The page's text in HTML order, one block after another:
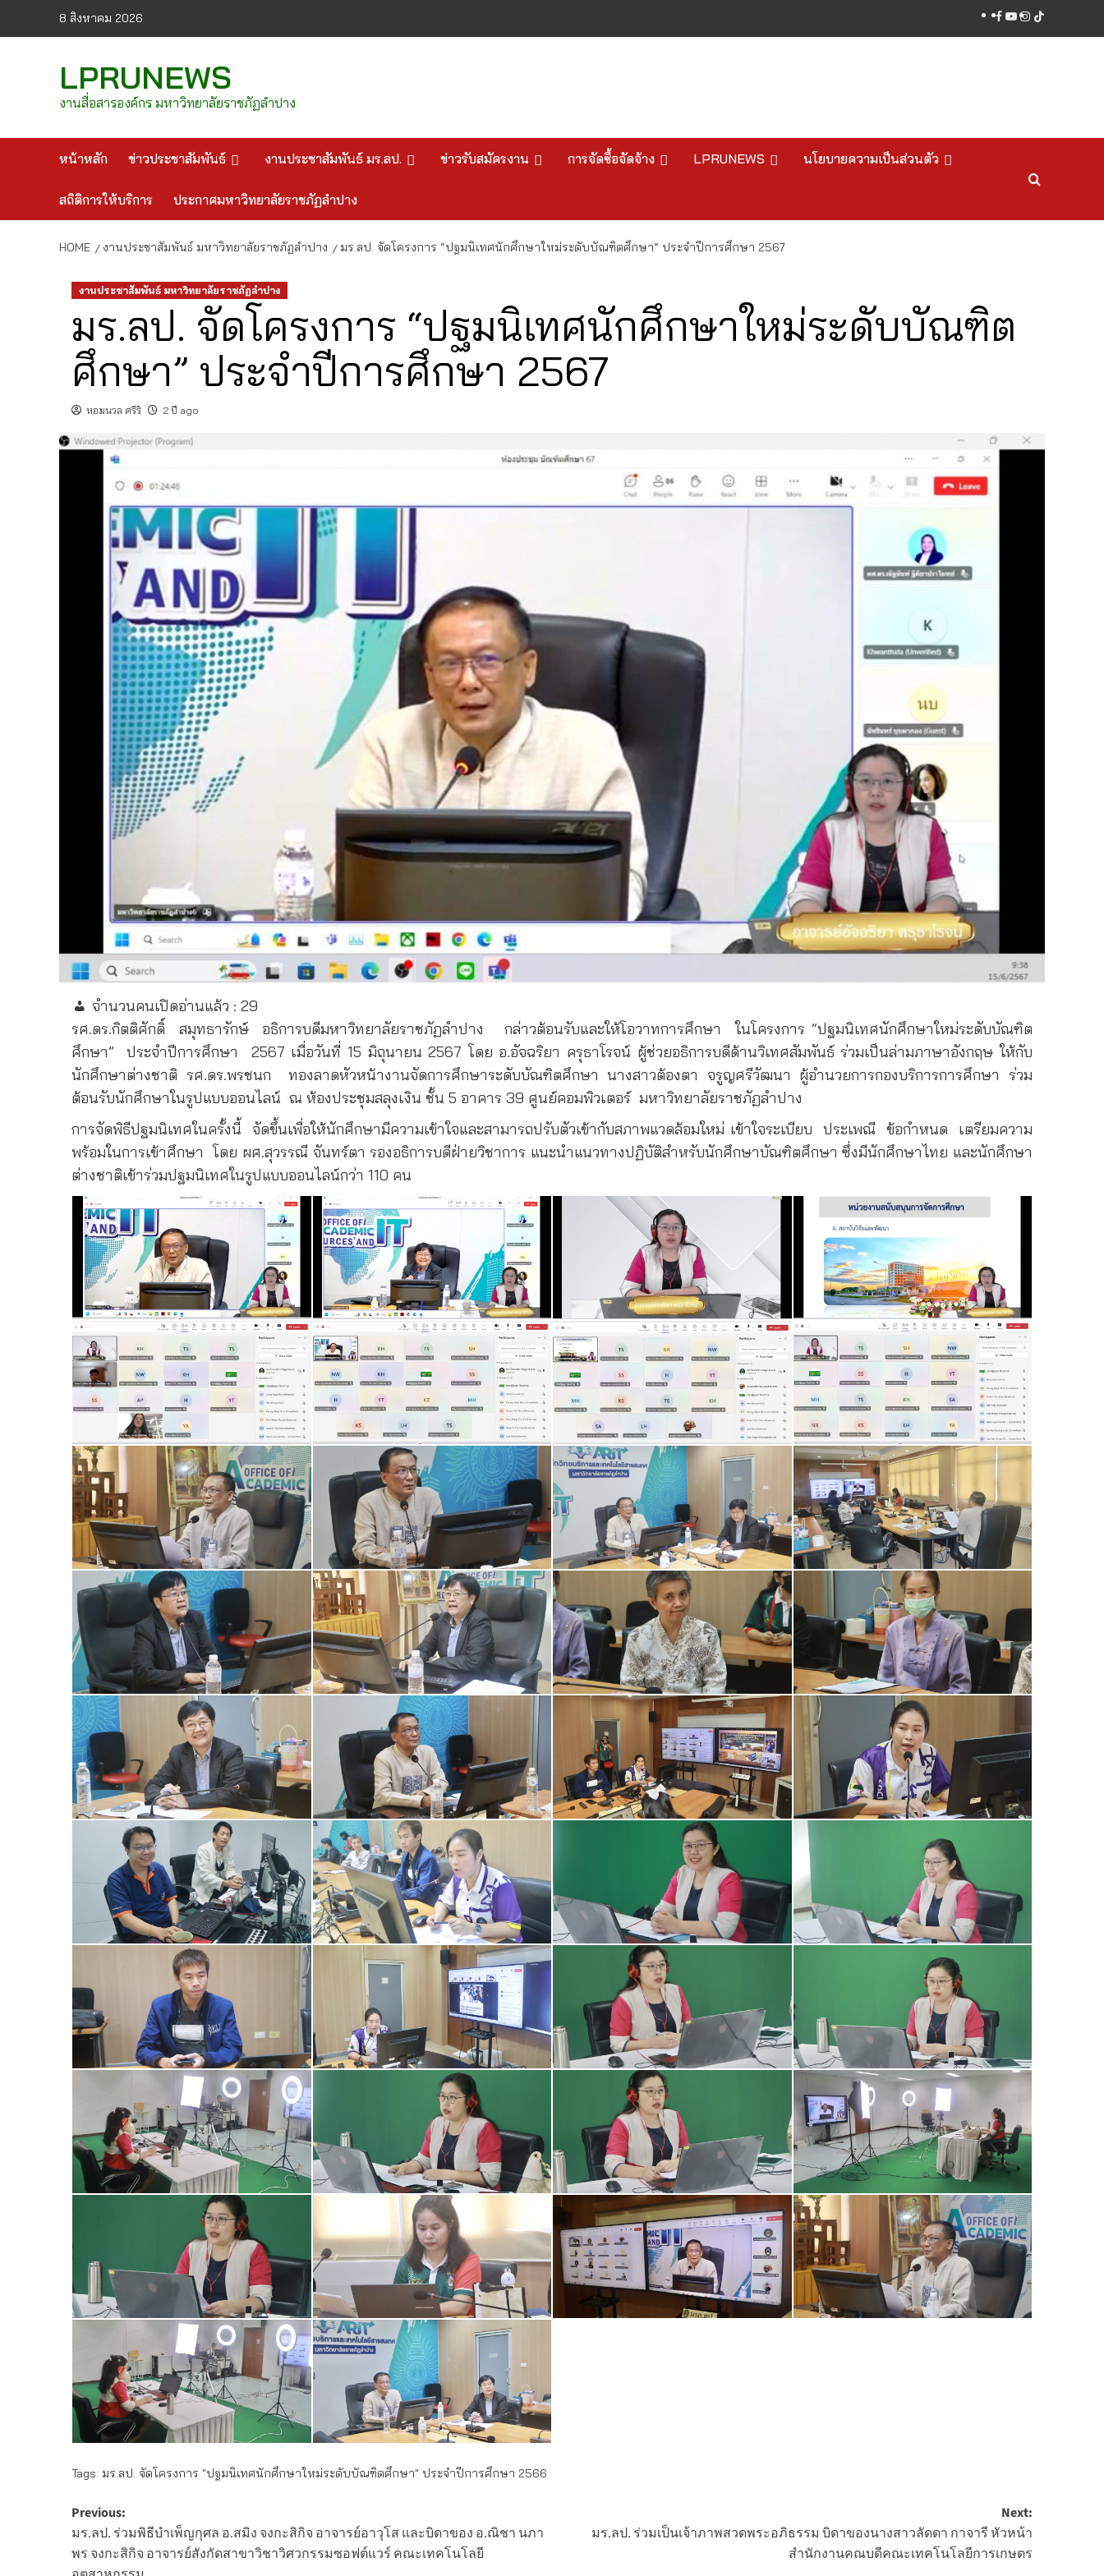
8 สิงหาคม 2026 facebook
youtube
instagram
tiktok
LPRUNEWS
งานสื่อสารองค์กร มหาวิทยาลัยราชภัฏลำปาง
หน้าหลัก ข่าวประชาสัมพันธ์ งานประชาสัมพันธ์ มร.ลป. ข่าวรับสมัครงาน การจัดซื้อจัดจ้าง LPRUNEWS นโยบายความเป็นส่วนตัว
สถิติการให้บริการ ประกาศมหาวิทยาลัยราชภัฏลำปาง
HOME งานประชาสัมพันธ์ มหาวิทยาลัยราชภัฏลำปาง มร.ลป. จัดโครงการ “ปฐมนิเทศนักศึกษาใหม่ระดับบัณฑิตศึกษา” ประจำปีการศึกษา 2567
งานประชาสัมพันธ์ มหาวิทยาลัยราชภัฏลำปาง
มร.ลป. จัดโครงการ “ปฐมนิเทศนักศึกษาใหม่ระดับบัณฑิต
ศึกษา” ประจำปีการศึกษา 2567
หอมนวล ศรีริ 2 ปี ago
จำนวนคนเปิดอ่านแล้ว : 29
รศ.ดร.กิตติศักดิ์
สมุทธารักษ์ อธิการบดีมหาวิทยาลัยราชภัฏลำปาง กล่าวต้อนรับและให้โอวาทการศึกษา
ในโครงการ “ปฐมนิเทศนักศึกษาใหม่ระดับบัณฑิต
ศึกษา”
ประจำปีการศึกษา
2567 เมื่อวันที่ 15 มิถุนายน 2567 โดย อ.อัจฉริยา ครุธาโรจน์ ผู้ช่วยอธิการบดีด้านวิเทศสัมพันธ์ ร่วมเป็นล่ามภาษาอังกฤษ ให้กับ
นักศึกษาต่างชาติ รศ.ดร.พรชนก
ทองลาดหัวหน้างานจัดการศึกษาระดับบัณฑิตศึกษา นางสาวต้องตา จรูญศรีวัฒนา ผู้อำนวยการกองบริการการศึกษา ร่วม
ต้อนรับนักศึกษาในรูปแบบออนไลน์ ณ ห้องประชุมสลุงเงิน ชั้น 5 อาคาร 39 ศูนย์คอมพิวเตอร์ มหาวิทยาลัยราชภัฏลำปาง
การจัดพิธีปฐมนิเทศในครั้งนี้
จัดขึ้นเพื่อให้นักศึกษามีความเข้าใจและสามารถปรับตัวเข้ากับสภาพแวดล้อมใหม่ เข้าใจระเบียบ ประเพณี ข้อกำหนด
เตรียมความ
พร้อมในการเข้าศึกษา โดย ผศ.สุวรรณี จันทร์ตา รองอธิการบดีฝ่ายวิชาการ แนะนำแนวทางปฏิบัติสำหรับนักศึกษาบัณฑิตศึกษา ซึ่งมีนักศึกษาไทย และนักศึกษา
ต่างชาติเข้าร่วมปฐมนิเทศในรูปแบบออนไลน์กว่า 110 คน
Tags: มร.ลป. จัดโครงการ "ปฐมนิเทศนักศึกษาใหม่ระดับบัณฑิตศึกษา" ประจำปีการศึกษา 2566
Post
navigation
Previous:
มร.ลป. ร่วมพิธีบำเพ็ญกุศล อ.สมิง จงกะสิกิจ อาจารย์อาวุโส และบิดาของ อ.ณิชา นภา
พร จงกะสิกิจ อาจารย์สังกัดสาขาวิชาวิศวกรรมซอฟต์แวร์ คณะเทคโนโลยี
Next:
มร.ลป. ร่วมเป็นเจ้าภาพสวดพระอภิธรรม บิดาของนางสาวลัดดา กาจารี หัวหน้า
สำนักงานคณบดีคณะเทคโนโลยีการเกษตร